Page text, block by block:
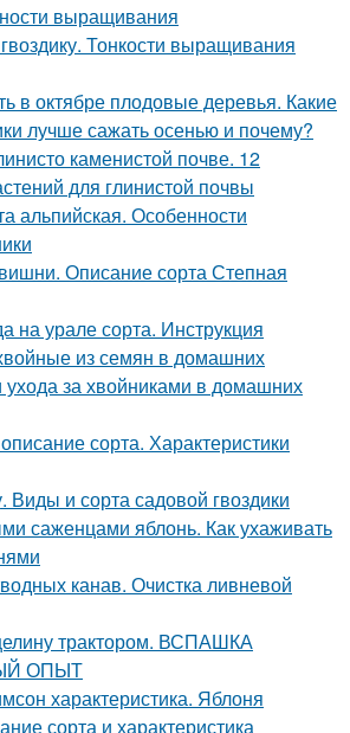
выращивания
Тонкости выращивания
в октябре плодовые деревья. Какие
лучше сажать осенью и почему?
каменистой почве. 12
для глинистой почвы
альпийская. Особенности
Описание сорта Степная
на урале сорта. Инструкция
из семян в домашних
ухода за хвойниками в домашних
сорта. Характеристики
Виды и сорта садовой гвоздики
саженцами яблонь. Как ухаживать
канав. Очистка ливневой
трактором. ВСПАШКА
ОПЫТ
характеристика. Яблоня
сорта и характеристика